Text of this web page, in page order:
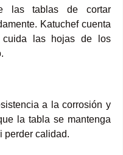
las tablas de cortar
Katuchef cuenta
cuida las hojas de los
a la corrosión y
la tabla se mantenga
perder calidad.